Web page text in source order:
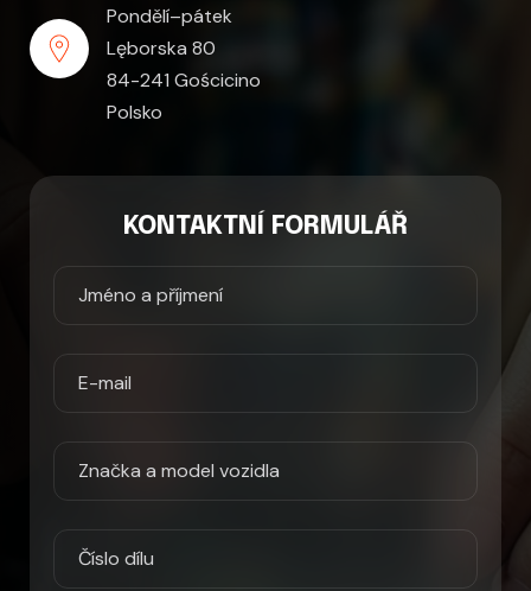
Pondělí–pátek
Lęborska 80
84-241 Gościcino
Polsko
KONTAKTNÍ FORMULÁŘ